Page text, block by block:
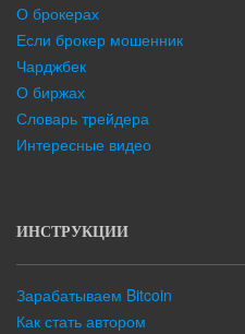
О брокерах
Если брокер мошенник
Чарджбек
О биржах
Словарь трейдера
Интересные видео
ИНСТРУКЦИИ
Зарабатываем Bitcoin
Как стать автором